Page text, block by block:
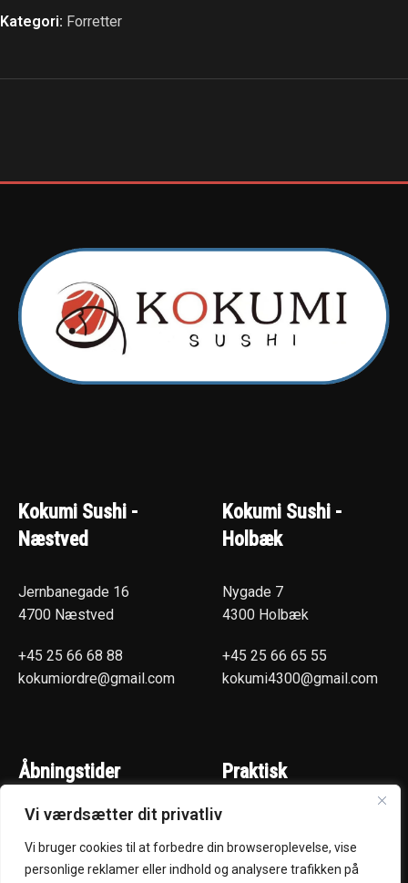
Vi værdsætter dit privatliv
Vi bruger cookies til at forbedre din browseroplevelse, vise
personlige reklamer eller indhold og analysere trafikken på
Kategori: Forretter
Kokumi Sushi -
Næstved
Jernbanegade 16
4700 Næstved
+45 25 66 68 88
kokumiordre@gmail.com
Kokumi Sushi -
Holbæk
Nygade 7
4300 Holbæk
+45 25 66 65 55
kokumi4300@gmail.com
Åbningstider
(Hentselv - Levering)
Mandag - Torsdag :
kl. 15:00 - 22:00
Praktisk
Holbæk
Smileyrapport